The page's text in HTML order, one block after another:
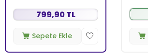
50 ml
799,90 TL
Sepete Ekle